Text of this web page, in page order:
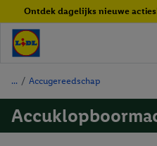
Ontdek dagelijks nieuwe
/ Accugereedschap